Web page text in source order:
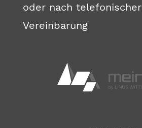
oder nach telefonischer
Vereinbarung